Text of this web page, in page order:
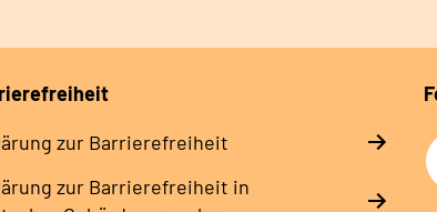
zur Barrierefreiheit
zur Barrierefreiheit in